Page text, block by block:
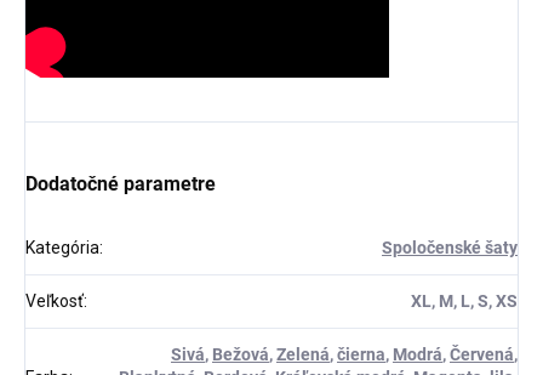
Dodatočné parametre
Kategória: Spoločenské šaty
Veľkosť: XL, M, L, S, XS
Sivá, Bežová,Zelená,čierna, Modrá,Červená,